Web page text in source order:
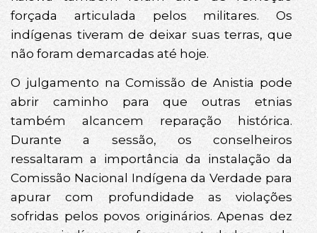
forçada articulada pelos militares. Os
indígenas tiveram de deixar suas terras, que
não foram demarcadas até hoje.
O julgamento na Comissão de Anistia pode
abrir caminho para que outras etnias
também alcancem reparação histórica.
Durante a sessão, os conselheiros
ressaltaram a importância da instalação da
Comissão Nacional Indígena da Verdade para
apurar com profundidade as violações
sofridas pelos povos originários. Apenas dez